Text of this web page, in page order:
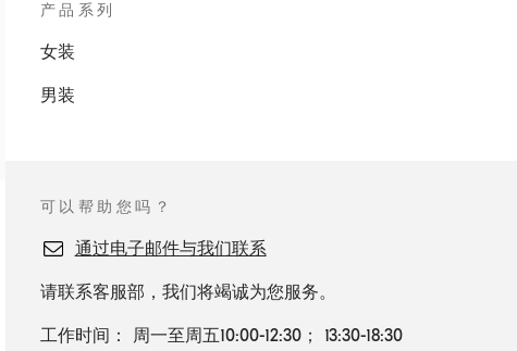
产品系列
女装
男装
可以帮助您吗？
通过电子邮件与我们联系
请联系客服部，我们将竭诚为您服务。
工作时间： 周一至周五10:00-12:30； 13:30-18:30